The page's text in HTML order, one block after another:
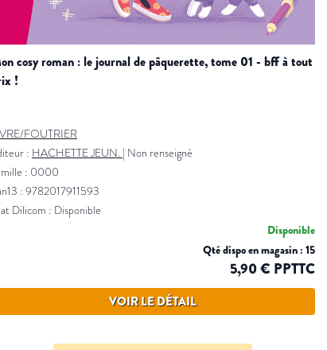
à tout
!
FOUTRIER
: HACHETTE JEUN. | Non renseigné
: 0000
: 9782017911593
Dilicom : Disponible
Disponible
Qté dispo en magasin : 15
5,90 € PPTTC
VOIR LE DÉTAIL